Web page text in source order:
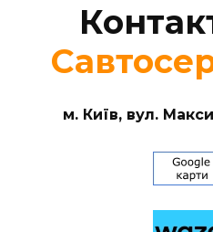
м. Київ, вул.